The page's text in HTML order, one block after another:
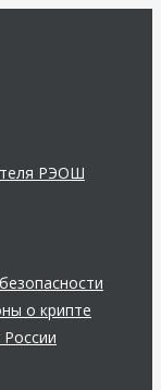
РЭОШ